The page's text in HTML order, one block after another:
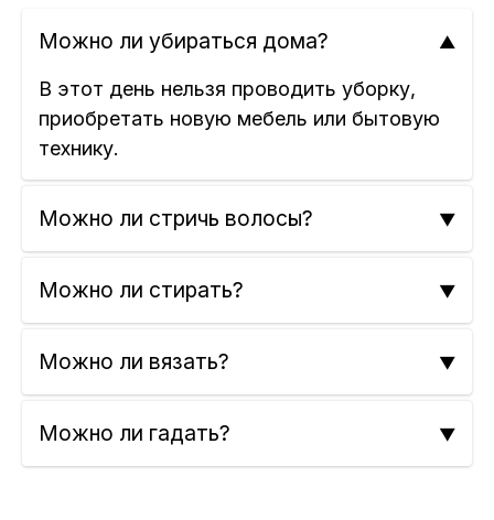
Можно ли убираться дома?
В этот день нельзя проводить уборку,
приобретать новую мебель или бытовую
технику.
Можно ли стричь волосы?
Можно ли стирать?
Можно ли вязать?
Можно ли гадать?